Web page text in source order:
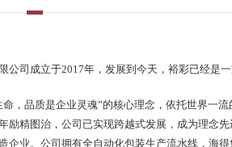
公司成立于2017年，发展到今天，裕彩已经是
，品质是企业灵魂”的核心理念，依托世界一
励精图治，公司已实现跨越式发展，成为理念
企业。公司拥有全自动化包装生产流水线，海